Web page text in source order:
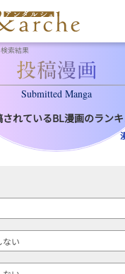
索結果
Submitted Manga
れているBL漫画のランキ